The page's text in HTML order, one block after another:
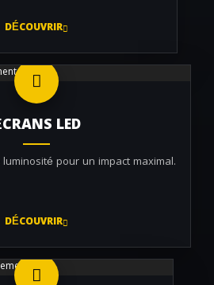
DÉCOUVRIR
LED
pour un impact maximal.
DÉCOUVRIR